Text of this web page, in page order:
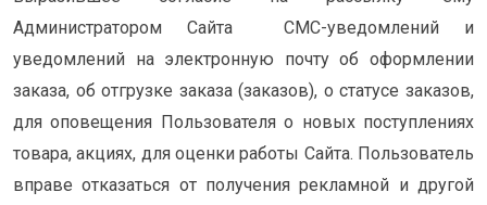
Администратором Сайта СМС-уведомлений и
уведомлений на электронную почту об оформлении
заказа, об отгрузке заказа (заказов), о статусе заказов,
для оповещения Пользователя о новых поступлениях
товара, акциях, для оценки работы Сайта. Пользователь
вправе отказаться от получения рекламной и другой